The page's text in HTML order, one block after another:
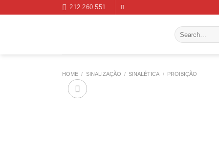
212 260 551
Search
for:
HOME / SINALIZAÇÃO / SINALÉTICA / PROIBIÇÃO